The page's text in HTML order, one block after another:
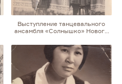
Выступление танцевального
ансамбля «Солнышко» Нового
Валентина Селякина, Клара
Насалик, Елена Салика